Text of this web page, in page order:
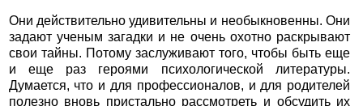
Они действительно удивительны и необыкновенны. Они
задают ученым загадки и не очень охотно раскрывают
свои тайны. Потому заслуживают того, чтобы быть еще
и еще раз героями психологической литературы.
Думается, что и для профессионалов, и для родителей
полезно вновь пристально рассмотреть и обсудить их